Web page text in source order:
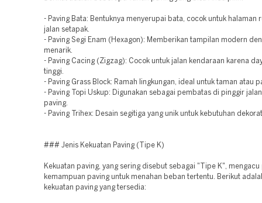
- Paving Bata: Bentuknya menyerupai bata, cocok untuk halaman
jalan setapak.
- Paving Segi Enam (Hexagon): Memberikan tampilan modern
menarik.
- Paving Cacing (Zigzag): Cocok untuk jalan kendaraan karena
tinggi.
- Paving Grass Block: Ramah lingkungan, ideal untuk taman atau
- Paving Topi Uskup: Digunakan sebagai pembatas di pinggir
paving.
- Paving Trihex: Desain segitiga yang unik untuk kebutuhan
### Jenis Kekuatan Paving (Tipe K)
Kekuatan paving, yang sering disebut sebagai "Tipe K", mengacu
kemampuan paving untuk menahan beban tertentu. Berikut
kekuatan paving yang tersedia: